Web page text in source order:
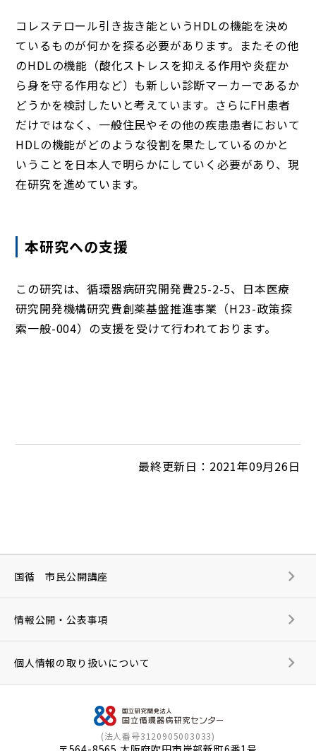
コレステロール引き抜き能というHDLの機能を決め
ているものが何かを探る必要があります。またその他
のHDLの機能（酸化ストレスを抑える作用や炎症か
ら身を守る作用など）も新しい診断マーカーであるか
どうかを検討したいと考えています。さらにFH患者
だけではなく、一般住民やその他の疾患患者において
HDLの機能がどのような役割を果たしているのかと
いうことを日本人で明らかにしていく必要があり、現
在研究を進めています。
本研究への支援
この研究は、循環器病研究開発費25-2-5、日本医療
研究開発機構研究費創薬基盤推進事業（H23-政策探
索一般-004）の支援を受けて行われております。
最終更新日：2021年09月26日
(法人番号3120905003033)
国循 市民公開講座
情報公開・公表事項
個人情報の取り扱いについて